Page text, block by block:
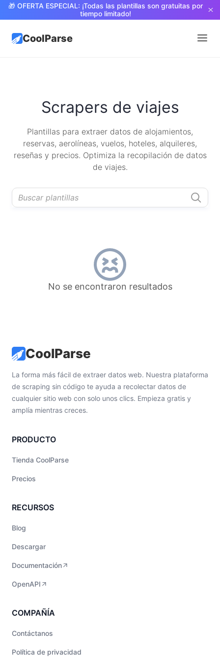
🎁 OFERTA ESPECIAL: ¡Todas las plantillas son gratuitas por
tiempo limitado!
CoolParse
Scrapers de viajes
Plantillas para extraer datos de alojamientos,
reservas, aerolíneas, vuelos, hoteles, alquileres,
reseñas y precios. Optimiza la recopilación de datos
de viajes.
No se encontraron resultados
CoolParse
La forma más fácil de extraer datos web. Nuestra plataforma
de scraping sin código te ayuda a recolectar datos de
cualquier sitio web con solo unos clics. Empieza gratis y
amplía mientras creces.
PRODUCTO
Tienda CoolParse
Precios
RECURSOS
Blog
Descargar
Documentación
OpenAPI
COMPAÑÍA
Contáctanos
Política de privacidad